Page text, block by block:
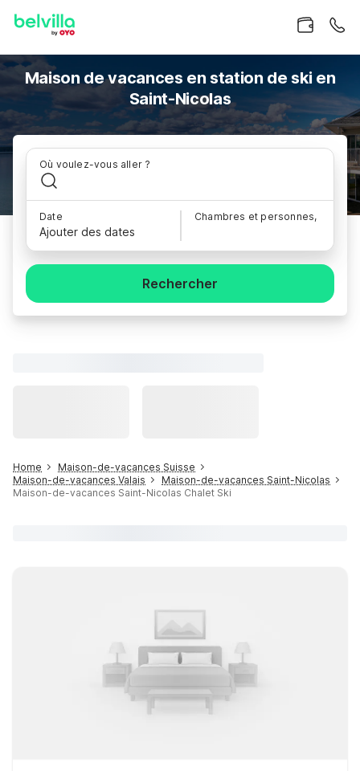
Maison de vacances en station de ski en
Saint-Nicolas
Où voulez-vous aller ?
Date
Ajouter des dates
Chambres et personnes,
Rechercher
Home
Maison-de-vacances Suisse
Maison-de-vacances Valais
Maison-de-vacances Saint-Nicolas
Maison-de-vacances Saint-Nicolas Chalet Ski